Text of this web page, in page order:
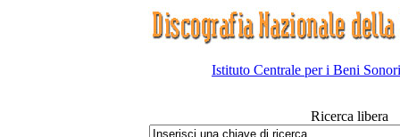
Istituto Centrale per i Beni
Ricerca libera